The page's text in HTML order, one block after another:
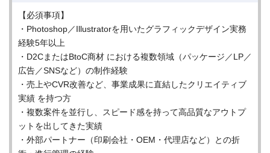
【必須事項】
・Photoshop／Illustratorを用いたグラフィックデザイン実務
経験5年以上
・D2CまたはBtoC商材 における複数領域（パッケージ／LP／
広告／SNSなど）の制作経験
・売上やCVR改善など、事業成果に直結したクリエイティブ
実績 を持つ方
・複数案件を並行し、スピード感を持って高品質なアウトプ
ットを出してきた実績
・外部パートナー（印刷会社・OEM・代理店など）との折